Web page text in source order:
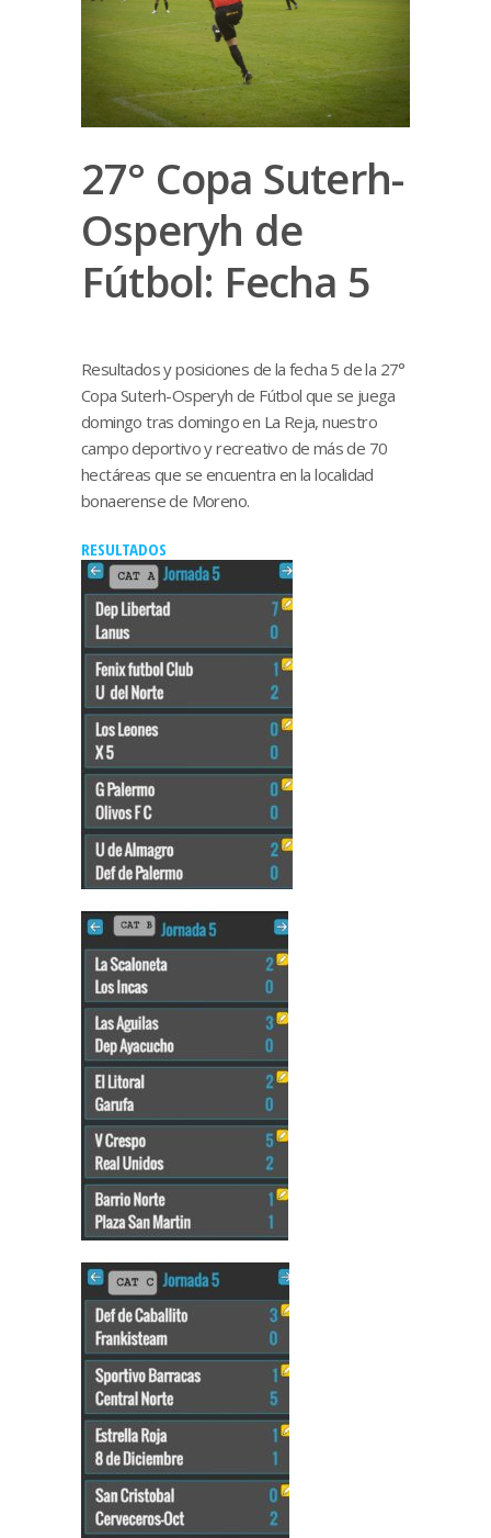
27° Copa Suterh-
Osperyh de
Fútbol: Fecha 5
Resultados y posiciones de la fecha 5 de la 27°
Copa Suterh-Osperyh de Fútbol que se juega
domingo tras domingo en La Reja, nuestro
campo deportivo y recreativo de más de 70
hectáreas que se encuentra en la localidad
bonaerense de Moreno.
RESULTADOS